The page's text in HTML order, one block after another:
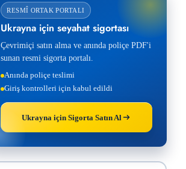
RESMÎ ORTAK PORTALI
Ukrayna için seyahat sigortası
Çevrimiçi satın alma ve anında poliçe PDF'i
sunan resmi sigorta portalı.
Anında poliçe teslimi
Giriş kontrolleri için kabul edildi
Ukrayna için Sigorta Satın Al